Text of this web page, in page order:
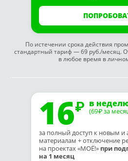
По истечении срока действия
стандартный тариф — 69 руб./месяц.
в любое время в
16 в
(69₽ за
за полный доступ к новым
материалам + отключение
на проектах «МОЁ!» при
на 1 месяц